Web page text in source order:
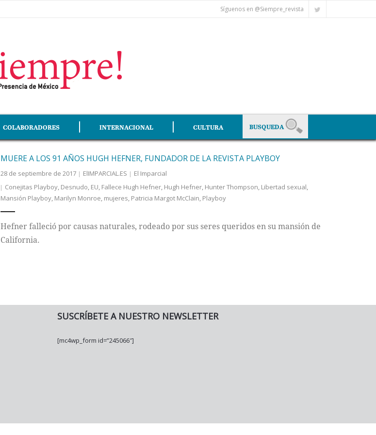
Síguenos en @Siempre_revista
COLABORADORES INTERNACIONAL CULTURA
MUERE A LOS 91 AÑOS HUGH HEFNER, FUNDADOR DE LA REVISTA PLAYBOY
28 de septiembre de 2017 ElIMPARCIAL.ES
El Imparcial
Conejitas Playboy, Desnudo, EU, Fallece Hugh Hefner, Hugh Hefner, Hunter Thompson, Libertad sexual,
Mansión Playboy, Marilyn Monroe, mujeres, Patricia Margot McClain, Playboy
Hefner falleció por causas naturales, rodeado por sus seres queridos en su mansión de
California.
SUSCRÍBETE A NUESTRO NEWSLETTER
[mc4wp_form id=”245066″]